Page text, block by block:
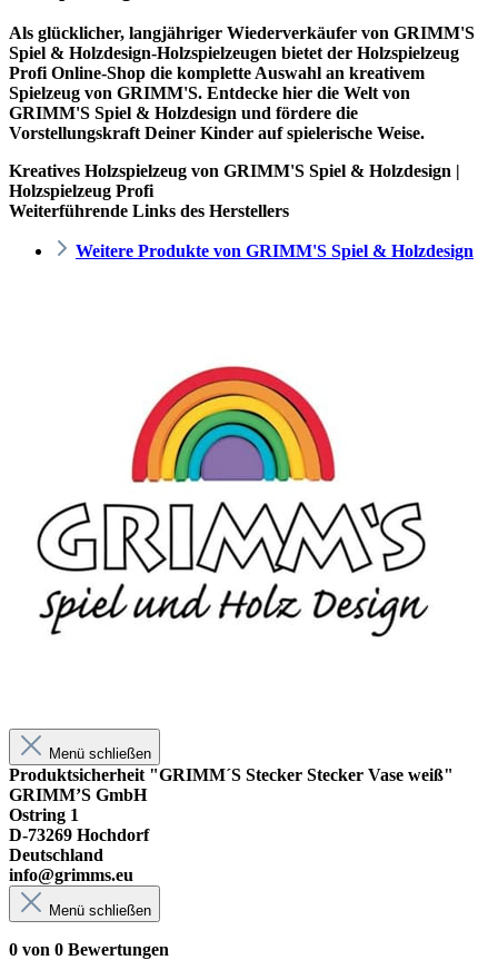
Als glücklicher, langjähriger Wiederverkäufer von GRIMM'S
Spiel & Holzdesign-Holzspielzeugen bietet der Holzspielzeug
Profi Online-Shop die komplette Auswahl an kreativem
Spielzeug von GRIMM'S. Entdecke hier die Welt von
GRIMM'S Spiel & Holzdesign und fördere die
Vorstellungskraft Deiner Kinder auf spielerische Weise.
Kreatives Holzspielzeug von GRIMM'S Spiel & Holzdesign |
Holzspielzeug Profi
Weiterführende Links des Herstellers
Weitere Produkte von GRIMM'S Spiel & Holzdesign
Menü schließen
Produktsicherheit "GRIMM´S Stecker Stecker Vase weiß"
GRIMM’S GmbH
Ostring 1
D-73269 Hochdorf
Deutschland
info@grimms.eu
Menü schließen
0 von 0 Bewertungen